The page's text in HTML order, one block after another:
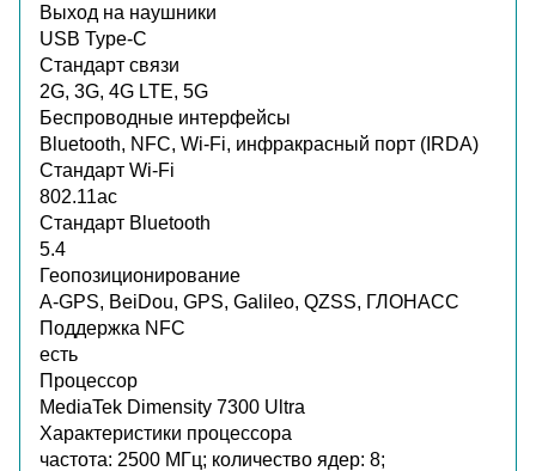
Выход на наушники
USB Type-C
Стандарт связи
2G, 3G, 4G LTE, 5G
Беспроводные интерфейсы
Bluetooth, NFC, Wi-Fi, инфракрасный порт (IRDA)
Стандарт Wi-Fi
802.11ac
Стандарт Bluetooth
5.4
Геопозиционирование
A-GPS, BeiDou, GPS, Galileo, QZSS, ГЛОНАСС
Поддержка NFC
есть
Процессор
MediaTek Dimensity 7300 Ultra
Характеристики процессора
частота: 2500 МГц; количество ядер: 8;